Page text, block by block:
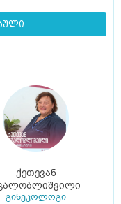
ქეთევან
გინეკოლოგი